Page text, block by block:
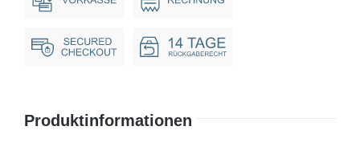
Produktinformationen